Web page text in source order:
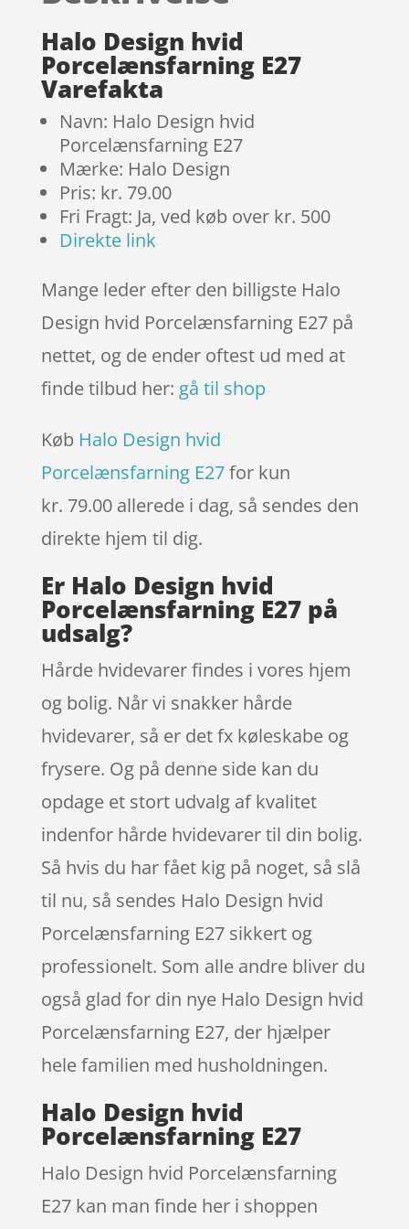
ømmels
er
Halo Design hvid
Porcelænsfarning E27
Varefakta
Navn: Halo Design hvid
Porcelænsfarning E27
Mærke: Halo Design
Pris: kr. 79.00
Fri Fragt: Ja, ved køb over kr. 500
Direkte link
Mange leder efter den billigste Halo
Design hvid Porcelænsfarning E27 på
nettet, og de ender oftest ud med at
finde tilbud her: gå til shop
Køb Halo Design hvid
Porcelænsfarning E27for kun
kr. 79.00 allerede i dag, så sendes den
direkte hjem til dig.
Er Halo Design hvid
Porcelænsfarning E27 på
udsalg?
Hårde hvidevarer findes i vores hjem
og bolig. Når vi snakker hårde
hvidevarer, så er det fx køleskabe og
frysere. Og på denne side kan du
opdage et stort udvalg af kvalitet
indenfor hårde hvidevarer til din bolig.
Så hvis du har fået kig på noget, så slå
til nu, så sendes Halo Design hvid
Porcelænsfarning E27 sikkert og
professionelt. Som alle andre bliver du
også glad for din nye Halo Design hvid
Porcelænsfarning E27, der hjælper
hele familien med husholdningen.
Halo Design hvid
Porcelænsfarning E27
Halo Design hvid Porcelænsfarning
E27 kan man finde her i shoppen